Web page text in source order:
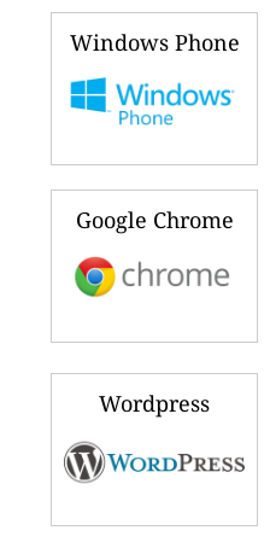
Windows Phone
Google Chrome
Wordpress